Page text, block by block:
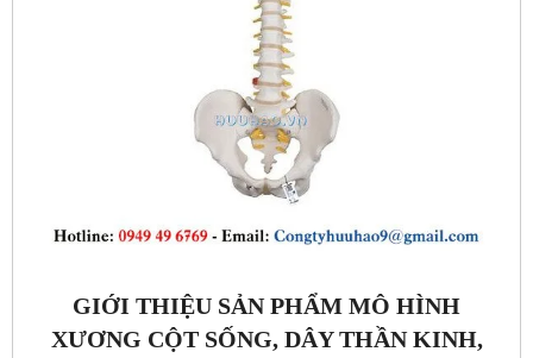
GIỚI THIỆU SẢN PHẨM MÔ HÌNH
XƯƠNG CỘT SỐNG, DÂY THẦN KINH,